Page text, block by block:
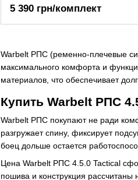
Warbelt РПС (ременно-плечевые
максимального комфорта и
материалов, что обеспечивает
Купить Warbelt РПС
Warbelt РПС покупают не ради
разгружает спину, фиксирует
боец дольше остается
Цена Warbelt РПС 4.5.0 Tactical
пошива и конструкция
5 390 грн/комплект